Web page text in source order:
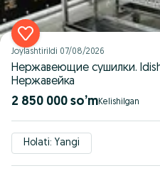
Joylashtirildi 07/08/2026
Нержавеющие сушилки.
Нержавейка
2 850 000 so’m
Holati: Yangi